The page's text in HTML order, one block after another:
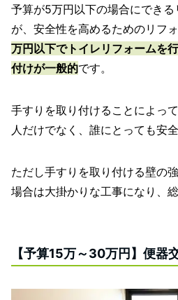
予算が5万円以下の場合にでき
が、安全性を高めるためのリフ
万円以下でトイレリフォームを
付けが一般的です。
手すりを取り付けることによっ
人だけでなく、誰にとっても安
ただし手すりを取り付ける壁の
場合は大掛かりな工事になり、
【予算15万～30万円】便器